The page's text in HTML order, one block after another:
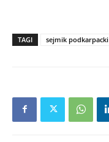
TAGI sejmik podkarpacki